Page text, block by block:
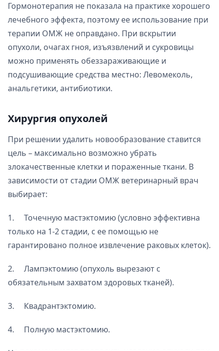
Гормонотерапия не показала на практике хорошего
лечебного эффекта, поэтому ее использование при
терапии ОМЖ не оправдано. При вскрытии
опухоли, очагах гноя, изъязвлений и сукровицы
можно применять обеззараживающие и
подсушивающие средства местно: Левомеколь,
анальгетики, антибиотики.
Хирургия опухолей
При решении удалить новообразование ставится
цель – максимально возможно убрать
злокачественные клетки и пораженные ткани. В
зависимости от стадии ОМЖ ветеринарный врач
выбирает:
1. Точечную мастэктомию (условно эффективна
только на 1-2 стадии, с ее помощью не
гарантировано полное извлечение раковых клеток).
2. Лампэктомию (опухоль вырезают с
обязательным захватом здоровых тканей).
3. Квадрантэктомию.
4. Полную мастэктомию.